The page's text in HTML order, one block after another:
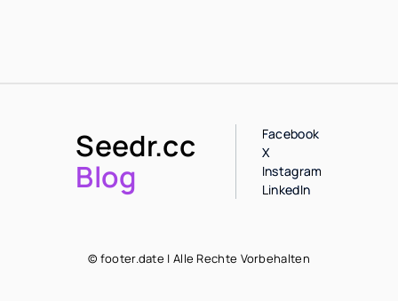
Seedr.cc
Blog
Facebook
X
Instagram
LinkedIn
© footer.date | Alle Rechte Vorbehalten